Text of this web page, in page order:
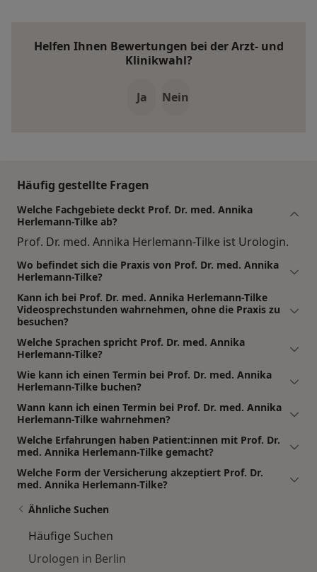
Helfen Ihnen Bewertungen bei der Arzt- und
Klinikwahl?
Ja Nein
Häufig gestellte Fragen
Welche Fachgebiete deckt Prof. Dr. med. Annika
Herlemann-Tilke ab?
Prof. Dr. med. Annika Herlemann-Tilke ist Urologin.
Wo befindet sich die Praxis von Prof. Dr. med. Annika
Herlemann-Tilke?
Kann ich bei Prof. Dr. med. Annika Herlemann-Tilke
Videosprechstunden wahrnehmen, ohne die Praxis zu
besuchen?
Welche Sprachen spricht Prof. Dr. med. Annika
Herlemann-Tilke?
Wie kann ich einen Termin bei Prof. Dr. med. Annika
Herlemann-Tilke buchen?
Wann kann ich einen Termin bei Prof. Dr. med. Annika
Herlemann-Tilke wahrnehmen?
Welche Erfahrungen haben Patient:innen mit Prof. Dr.
med. Annika Herlemann-Tilke gemacht?
Welche Form der Versicherung akzeptiert Prof. Dr.
med. Annika Herlemann-Tilke?
Ähnliche Suchen
Häufige Suchen
Urologen in Berlin